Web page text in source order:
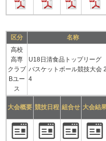
区分 名称
高校
高専
クラブ
Bユー
ス
U18日清食品トップリーグ
バスケットボール競技大会
4
大会概要 競技日程 組合せ 大会結